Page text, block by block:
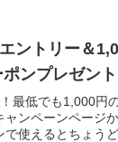
ントリー＆
ンプレゼント
最低でも1,000円
ンペーンページ
使えるとちょうど